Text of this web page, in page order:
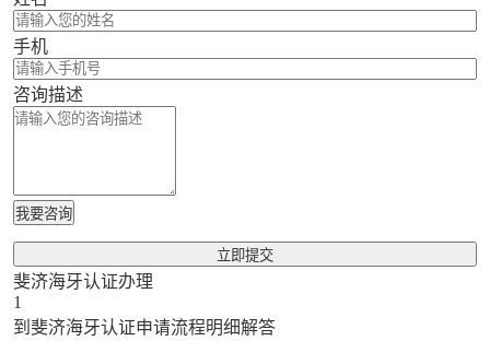
手机
咨询描述
我要咨询
立即提交
斐济海牙认证办理
1
到斐济海牙认证申请流程明细解答